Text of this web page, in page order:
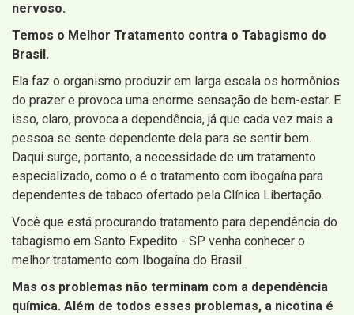
nervoso.
Temos o Melhor Tratamento contra o Tabagismo do
Brasil.
Ela faz o organismo produzir em larga escala os hormônios
do prazer e provoca uma enorme sensação de bem-estar. E
isso, claro, provoca a dependência, já que cada vez mais a
pessoa se sente dependente dela para se sentir bem.
Daqui surge, portanto, a necessidade de um tratamento
especializado, como o é o tratamento com ibogaína para
dependentes de tabaco ofertado pela Clínica Libertação.
Você que está procurando tratamento para dependência do
tabagismo em Santo Expedito - SP venha conhecer o
melhor tratamento com Ibogaína do Brasil.
Mas os problemas não terminam com a dependência
química. Além de todos esses problemas, a nicotina é